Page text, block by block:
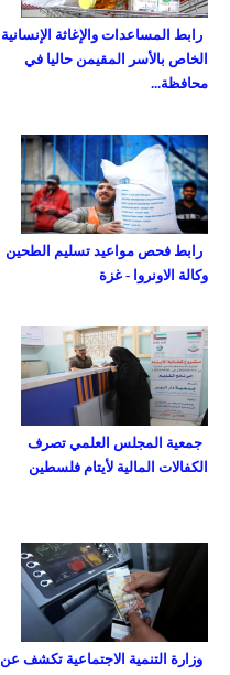
رابط المساعدات والإغاثة الإنسانية
الخاص بالأسر المقيمن حاليا في
محافظة...
رابط فحص مواعيد تسليم الطحين
وكالة الاونروا - غزة
جمعية المجلس العلمي تصرف
الكفالات المالية لأيتام فلسطين
وزارة التنمية الاجتماعية تكشف عن